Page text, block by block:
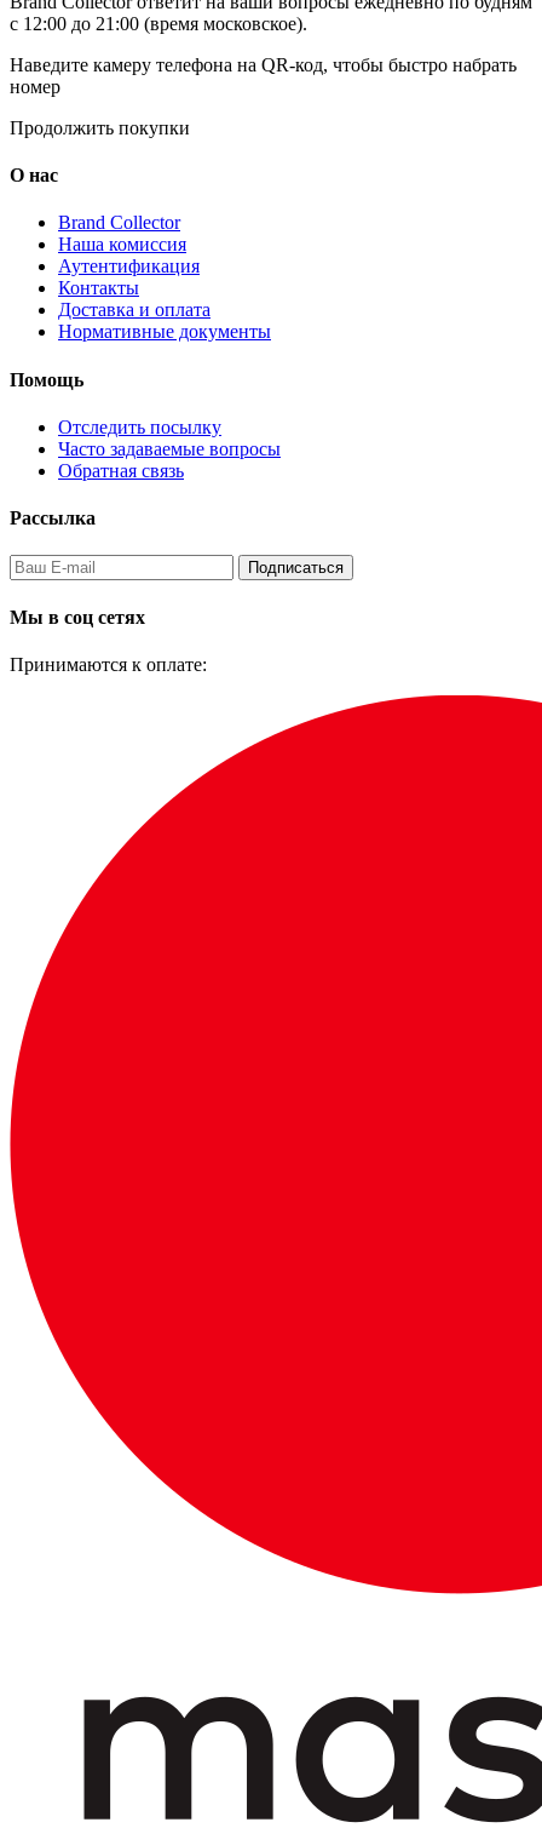
с 12:00 до 21:00 (время московское).
Наведите камеру телефона на QR-код, чтобы быстро набрать
номер
Продолжить покупки
О нас
Brand Collector
Наша комиссия
Аутентификация
Контакты
Доставка и оплата
Нормативные документы
Помощь
Отследить посылку
Часто задаваемые вопросы
Обратная связь
Рассылка
Подписаться
Мы в соц сетях
Принимаются к оплате: